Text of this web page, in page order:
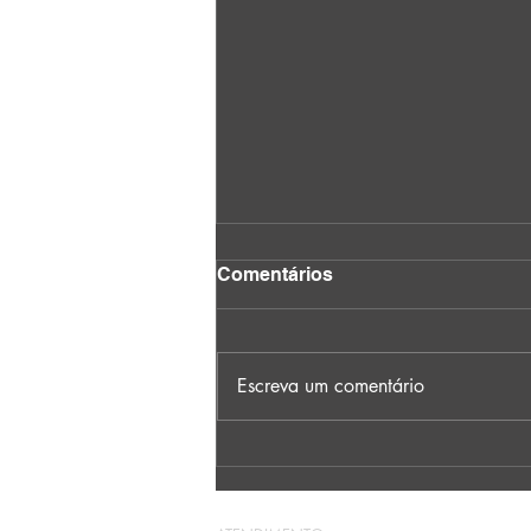
Comentários
Escreva um comentário